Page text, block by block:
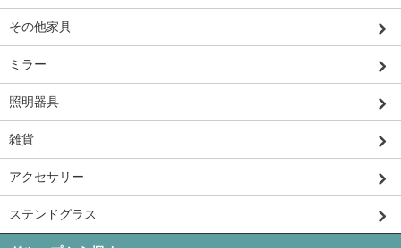
その他家具
ミラー
照明器具
雑貨
アクセサリー
ステンドグラス